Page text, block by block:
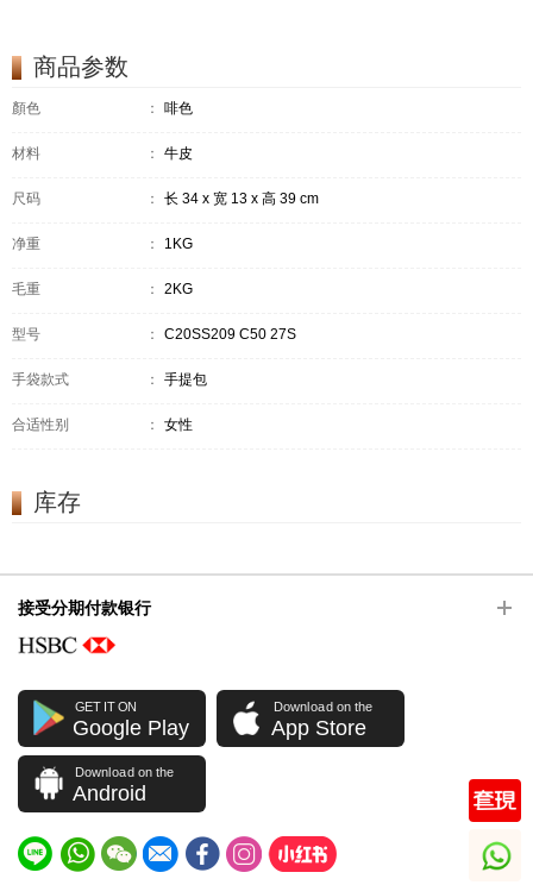
商品参数
顏色 ： 啡色
材料 ： 牛皮
尺码 ： 长 34 x 宽 13 x 高 39 cm
净重 ： 1KG
毛重 ： 2KG
型号 ： C20SS209 C50 27S
手袋款式 ： 手提包
合适性别 ： 女性
库存
接受分期付款银行
GET IT ON
Google Play
Download on the
App Store
Download on the
Android